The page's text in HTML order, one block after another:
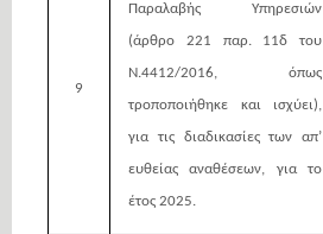
9
Παραλαβής Υπηρεσιών
(άρθρο 221 παρ. 11δ του
Ν.4412/2016, όπως
τροποποιήθηκε και ισχύει),
για τις διαδικασίες των απ’
ευθείας αναθέσεων, για το
έτος 2025.